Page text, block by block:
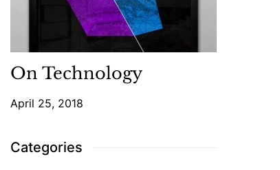
On Technology
April 25, 2018
Categories